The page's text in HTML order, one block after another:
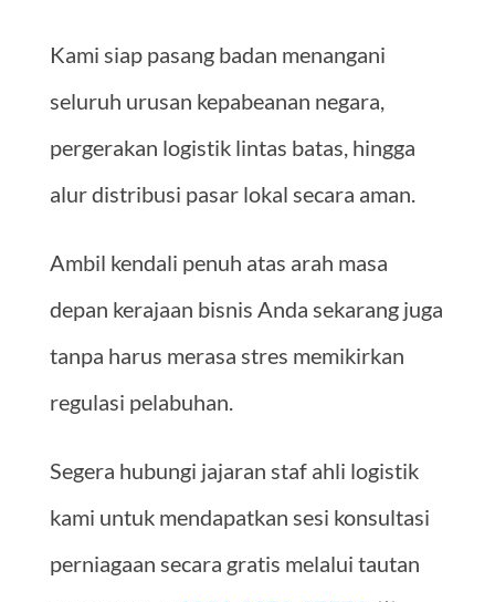
Kami siap pasang badan menangani
seluruh urusan kepabeanan negara,
pergerakan logistik lintas batas, hingga
alur distribusi pasar lokal secara aman.
Ambil kendali penuh atas arah masa
depan kerajaan bisnis Anda sekarang juga
tanpa harus merasa stres memikirkan
regulasi pelabuhan.
Segera hubungi jajaran staf ahli logistik
kami untuk mendapatkan sesi konsultasi
perniagaan secara gratis melalui tautan